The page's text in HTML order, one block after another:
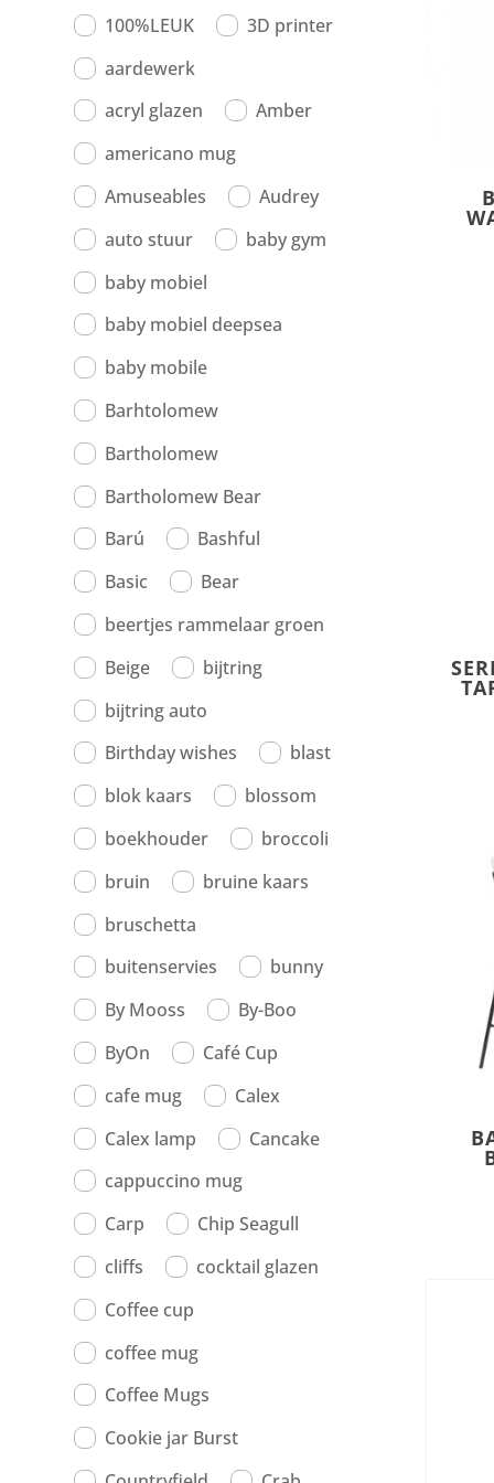
100%LEUK
3D printer
aardewerk
acryl glazen
Amber
americano mug
Amuseables
Audrey
auto stuur
baby gym
baby mobiel
baby mobiel deepsea
baby mobile
Barhtolomew
Bartholomew
Bartholomew Bear
Barú
Bashful
Basic
Bear
beertjes rammelaar groen
Beige
bijtring
bijtring auto
Birthday wishes
blast
blok kaars
blossom
boekhouder
broccoli
bruin
bruine kaars
bruschetta
buitenservies
bunny
By Mooss
By-Boo
ByOn
Café Cup
cafe mug
Calex
Calex lamp
Cancake
cappuccino mug
Carp
Chip Seagull
cliffs
cocktail glazen
Coffee cup
coffee mug
Coffee Mugs
Cookie jar Burst